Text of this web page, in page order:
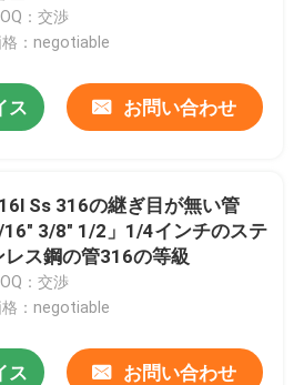
：交渉
格：negotiable
ス お問い合わせ
Ss 316の継ぎ目が無い管
3/8" 1/2」1/4インチのステ
レス鋼の管316の等級
：交渉
格：negotiable
ス お問い合わせ